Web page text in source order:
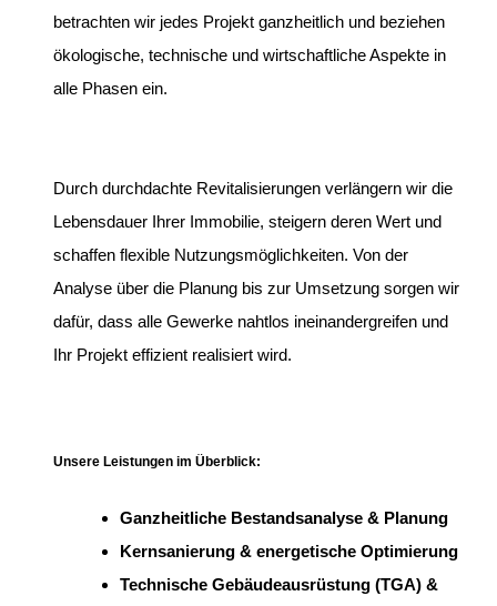
betrachten wir jedes Projekt ganzheitlich und beziehen
ökologische, technische und wirtschaftliche Aspekte in
alle Phasen ein.
Durch durchdachte Revitalisierungen verlängern wir die
Lebensdauer Ihrer Immobilie, steigern deren Wert und
schaffen flexible Nutzungsmöglichkeiten. Von der
Analyse über die Planung bis zur Umsetzung sorgen wir
dafür, dass alle Gewerke nahtlos ineinandergreifen und
Ihr Projekt effizient realisiert wird.
Unsere Leistungen im Überblick:
Ganzheitliche Bestandsanalyse & Planung
Kernsanierung & energetische Optimierung
Technische Gebäudeausrüstung (TGA) &